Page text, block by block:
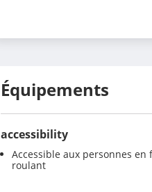
Équipements
accessibility
Accessible aux personnes en
roulant